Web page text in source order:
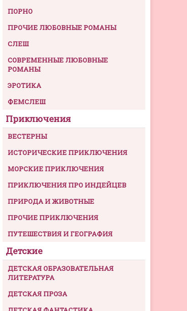
ПОРНО
ПРОЧИЕ ЛЮБОВНЫЕ РОМАНЫ
СЛЕШ
СОВРЕМЕННЫЕ ЛЮБОВНЫЕ
РОМАНЫ
ЭРОТИКА
ФЕМСЛЕШ
Приключения
ВЕСТЕРНЫ
ИСТОРИЧЕСКИЕ ПРИКЛЮЧЕНИЯ
МОРСКИЕ ПРИКЛЮЧЕНИЯ
ПРИКЛЮЧЕНИЯ ПРО ИНДЕЙЦЕВ
ПРИРОДА И ЖИВОТНЫЕ
ПРОЧИЕ ПРИКЛЮЧЕНИЯ
ПУТЕШЕСТВИЯ И ГЕОГРАФИЯ
Детские
ДЕТСКАЯ ОБРАЗОВАТЕЛЬНАЯ
ЛИТЕРАТУРА
ДЕТСКАЯ ПРОЗА